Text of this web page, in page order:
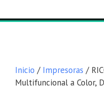
Inicio / Impresoras /
Multifuncional a Color,